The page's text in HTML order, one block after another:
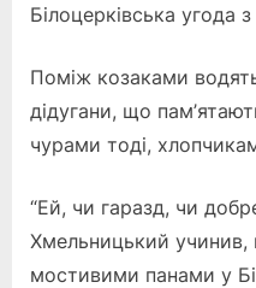
Білоцерківська угода
Поміж козаками
дідугани, що
чурами тоді,
“Ей, чи гаразд, чи
Хмельницький
мостивими панами у